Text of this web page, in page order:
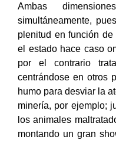
Ambas
simultáneamente,
plenitud en función
el estado hace caso
por el contrario
centrándose en otros
humo para desviar la
minería, por ejemplo;
los animales
montando un gran